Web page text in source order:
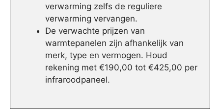
verwarming zelfs de reguliere
verwarming vervangen.
De verwachte prijzen van
warmtepanelen zijn afhankelijk van
merk, type en vermogen. Houd
rekening met €190,00 tot €425,00 per
infraroodpaneel.